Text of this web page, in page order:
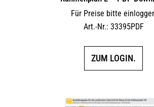
Für Preise bitte
Art.-Nr.: 33395PDF
ZUM LOGIN.